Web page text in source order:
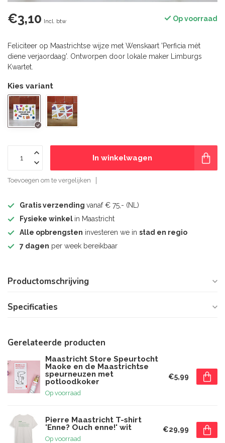
€3,10 Incl. btw Op voorraad
Feliciteer op Maastrichtse wijze met Wenskaart 'Perficia mèt
diene verjaordaag'. Ontworpen door lokale maker Limburgs
Kwartet.
Kies variant
In winkelwagen
Toevoegen om te vergelijken
Gratis verzending vanaf € 75,- (NL)
Fysieke winkel in Maastricht
Alle opbrengsten investeren we in stad en regio
7 dagen per week bereikbaar
Productomschrijving
Specificaties
Gerelateerde producten
Maastricht Store Speurtocht
Maoke en de Maastrichtse
speurneuzen met
potloodkoker
Op voorraad
€5,99
Pierre Maastricht T-shirt
'Enne? Ouch enne!' wit
Op voorraad
€29,99